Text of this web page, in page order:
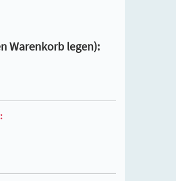
Warenkorb legen):